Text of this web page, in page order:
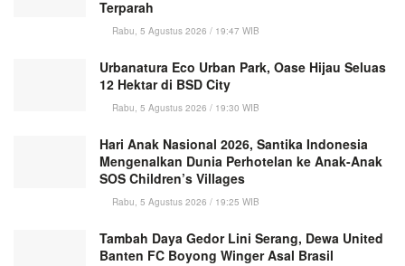
Terparah
Rabu, 5 Agustus 2026 / 19:47 WIB
Urbanatura Eco Urban Park, Oase Hijau Seluas
12 Hektar di BSD City
Rabu, 5 Agustus 2026 / 19:30 WIB
Hari Anak Nasional 2026, Santika Indonesia
Mengenalkan Dunia Perhotelan ke Anak-Anak
SOS Children’s Villages
Rabu, 5 Agustus 2026 / 19:25 WIB
Tambah Daya Gedor Lini Serang, Dewa United
Banten FC Boyong Winger Asal Brasil